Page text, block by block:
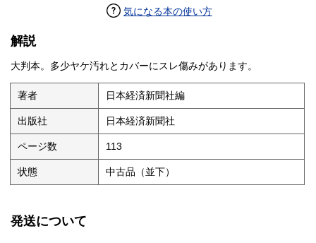
気になる本の使い方
解説
大判本。多少ヤケ汚れとカバーにスレ傷みがあります。
著者 日本経済新聞社編
出版社 日本経済新聞社
ページ数 113
状態 中古品（並下）
発送について